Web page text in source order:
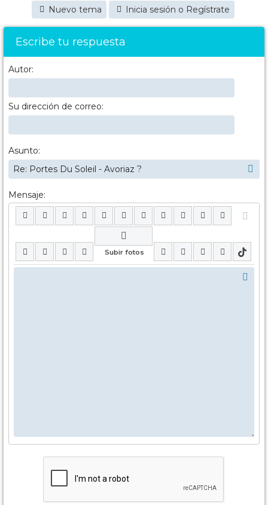
Nuevo tema
Inicia sesión o Regístrate
Escribe tu respuesta
Autor:
Su dirección de correo:
Asunto:
Mensaje: